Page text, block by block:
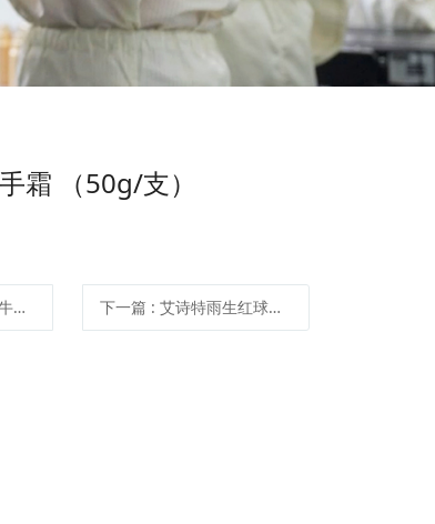
霜 （50g/支）
） 下一篇 : 艾诗特雨生红球藻鱼糕 （400g/罐）